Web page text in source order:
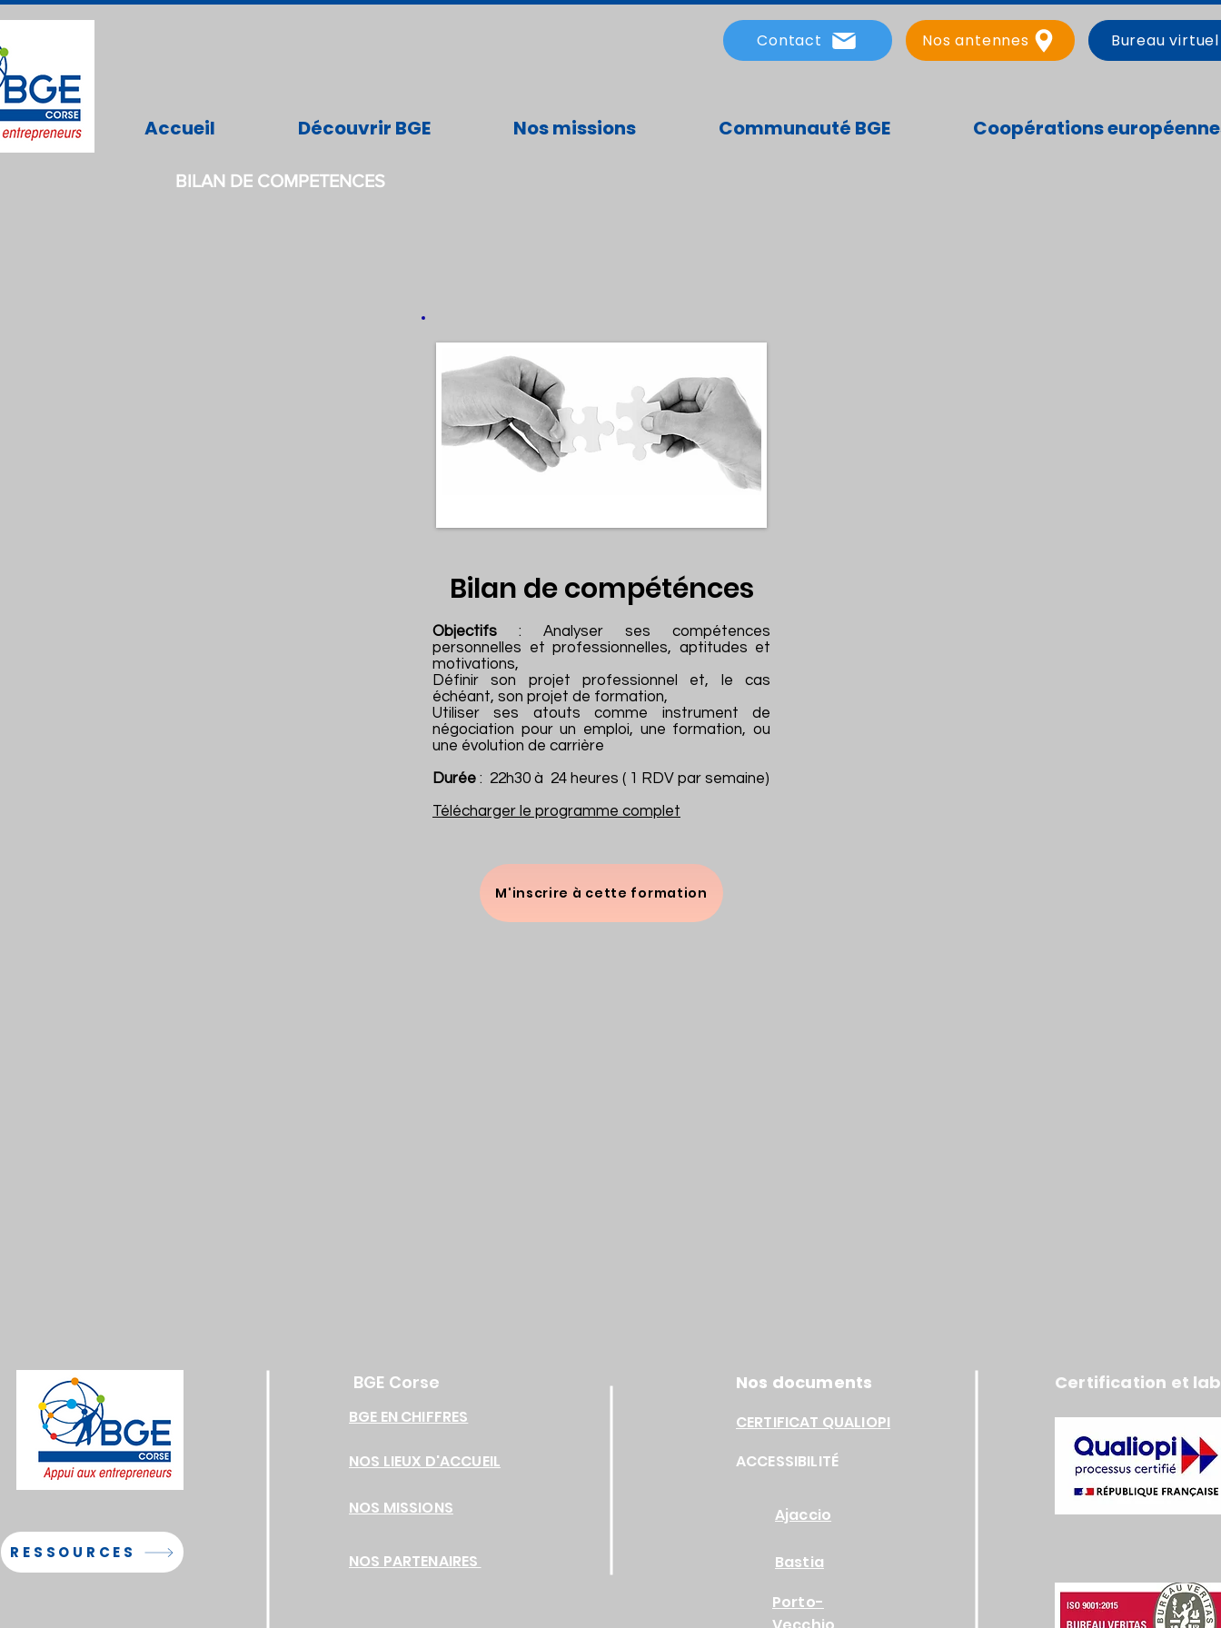
Contact Nos antennes Bureau virtuel
Accueil Découvrir BGE Nos missions Communauté BGE Coopérations
BILAN DE COMPETENCES
Bilan de compéténces
Objectifs : Analyser ses compétences
personnelles et professionnelles, aptitudes et
motivations,
Définir son projet professionnel et, le cas
échéant, son projet de formation,
Utiliser ses atouts comme instrument de
négociation pour un emploi, une formation, ou
une évolution de carrière
Durée : 22h30 à 24 heures ( 1 RDV par semaine)
Télécharger le programme complet
M'inscrire à cette formation
BGE Corse
BGE EN CHIFFRES
NOS LIEUX D'ACCUEIL
NOS MISSIONS
RESSOURCES NOS PARTENAIRES
Nos documents Certification et
CERTIFICAT QUALIOPI
ACCESSIBILITÉ
Ajaccio
Bastia
Porto-